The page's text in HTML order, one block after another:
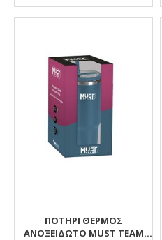
ΠΟΤΉΡΙ ΘΕΡΜΌΣ
ΑΝΟΞΕΊΔΩΤΟ MUST TEAM